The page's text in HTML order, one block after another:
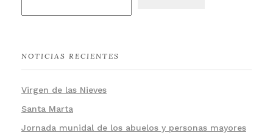
NOTICIAS RECIENTES
Virgen de las Nieves
Santa Marta
Jornada munidal de los abuelos y personas mayores